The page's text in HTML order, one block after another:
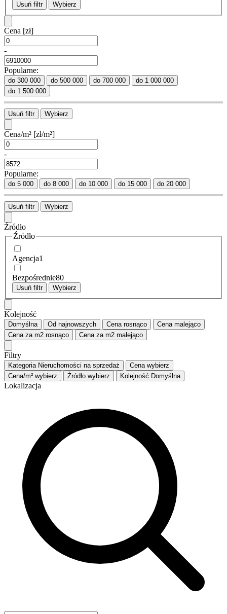
Usuń filtr Wybierz
Cena [zł]
-
Popularne:
do 300 000 do 500 000 do 700 000
do 1 000 000
do 1 500 000
Usuń filtr Wybierz
Cena/m² [zł/m²]
-
Popularne:
do 5 000 do 8 000 do 10 000 do 15 000 do 20 000
Usuń filtr Wybierz
Źródło
Źródło
Agencja1
Bezpośrednie80
Usuń filtr Wybierz
Kolejność
Domyślna Od najnowszych Cena rosnąco Cena malejąco
Cena za m2 rosnąco Cena za m2 malejąco
Filtry
Kategoria Nieruchomości na sprzedaż Cena wybierz
Cena/m² wybierz Źródło wybierz Kolejność Domyślna
Lokalizacja